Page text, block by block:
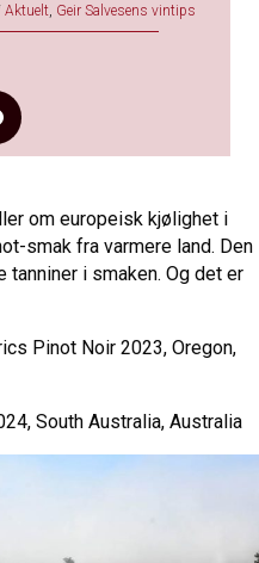
Aktuelt, Geir Salvesens vintips
om europeisk kjølighet i
smak fra varmere land. Den
tanniner i smaken. Og det er
Pinot Noir 2023, Oregon,
South Australia, Australia